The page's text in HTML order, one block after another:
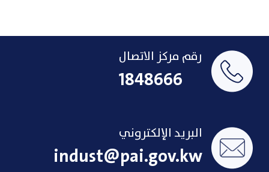
رقم مركز الاتصال
1848666
البريد الإلكتروني
indust@pai.gov.kw